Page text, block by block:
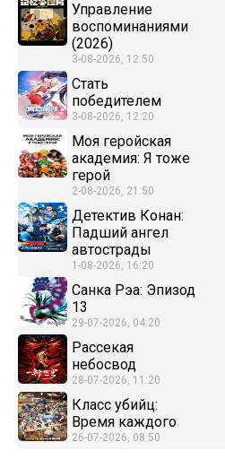
Управление
воспоминаниями
(2026)
3-08-2026, 12:50
Стать
победителем
3-08-2026, 12:20
Моя геройская
академия: Я тоже
герой
2-08-2026, 21:50
Детектив Конан:
Падший ангел
автострады
1-08-2026, 16:20
Санка Рэа: Эпизод
13
29-07-2026, 04:20
Рассекая
небосвод
28-07-2026, 11:20
Класс убийц:
Время каждого
26-07-2026, 08:50